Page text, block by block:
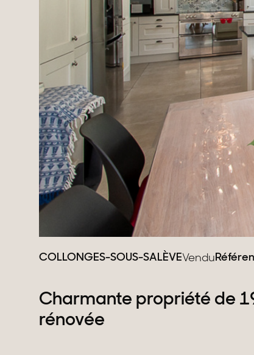
COLLONGES-SOUS-SALÈVEVendu
Charmante propriété de
rénovée